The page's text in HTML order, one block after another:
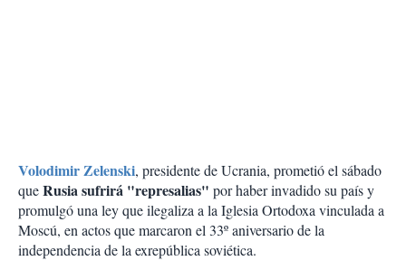
Volodimir Zelenski, presidente de Ucrania, prometió el sábado
queRusia sufrirá "represalias" por haber invadido su país y
promulgó una ley que ilegaliza a la Iglesia Ortodoxa vinculada a
Moscú, en actos que marcaron el 33º aniversario de la
independencia de la exrepública soviética.